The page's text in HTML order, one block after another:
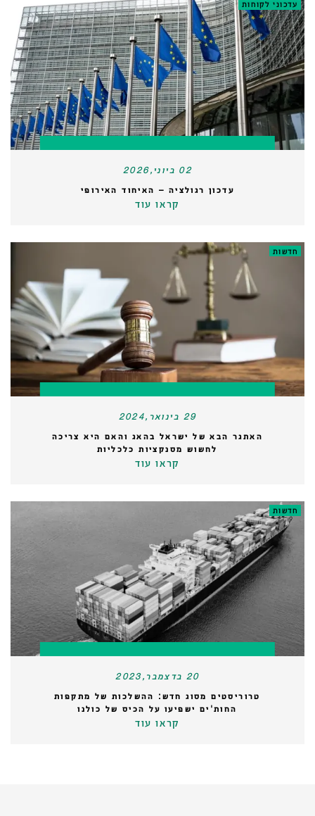
עדכוני לקוחות
02 ביוני,2026
עדכון רגולציה – האיחוד האירופי
קראו עוד
חדשות
29 בינואר,2024
האתגר הבא של ישראל בהאג והאם היא צריכה
לחשוש מסנקציות כלכליות
קראו עוד
חדשות
20 בדצמבר,2023
טרוריסטים מסוג חדש: ההשלכות של מתקפות
החות'ים ישפיעו על הכיס של כולנו
קראו עוד